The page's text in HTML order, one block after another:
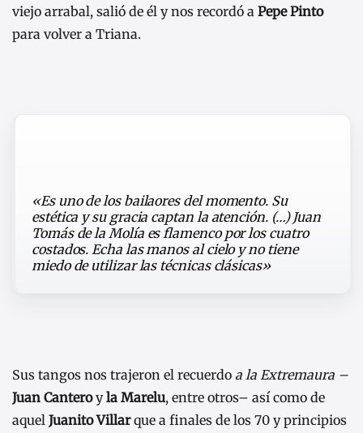
viejo arrabal, salió de él y nos recordó a Pepe Pinto
para volver a Triana.
«Es uno de los bailaores del momento. Su
estética y su gracia captan la atención. (…) Juan
Tomás de la Molía es flamenco por los cuatro
costados. Echa las manos al cielo y no tiene
miedo de utilizar las técnicas clásicas»
Sus tangos nos trajeron el recuerdo a la Extremaura –
Juan Canteroyla Marelu, entre otros– así como de
aquel Juanito Villarque a finales de los 70 y principios